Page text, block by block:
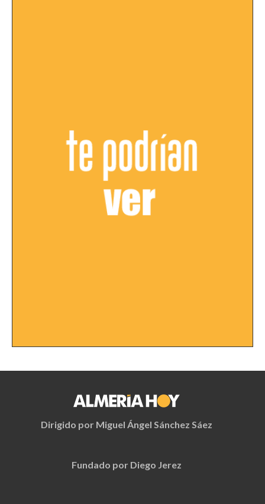
Dirigido por Miguel Ángel Sánchez Sáez
Fundado por Diego Jerez